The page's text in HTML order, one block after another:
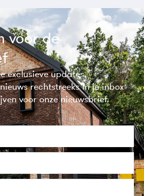
voor de
exclusieve updates,
rechtstreeks in je inbox
voor onze nieuwsbrief.